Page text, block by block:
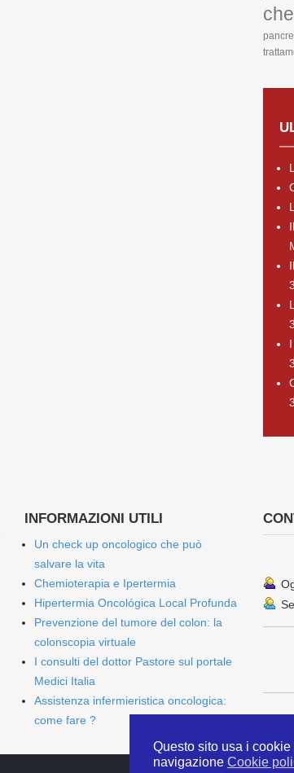
Questo sito usa i
navigazione Cookie
INFORMAZIONI UTILI
Un check up oncologico che può
salvare la vita
Chemioterapia e Ipertermia
Hipertermia Oncológica Local Profunda
Prevenzione del tumore del colon: la
colonscopia virtuale
I consulti del dottor Pastore sul portale
Medici Italia
Assistenza infermieristica oncologica:
come fare ?